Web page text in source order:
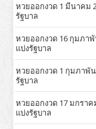
หวยออกงวด 1 มีนาคม
รัฐบาล
หวยออกงวด 16 กุมภา
แบ่งรัฐบาล
หวยออกงวด 1 กุมภาพั
รัฐบาล
หวยออกงวด 17 มกราค
แบ่งรัฐบาล